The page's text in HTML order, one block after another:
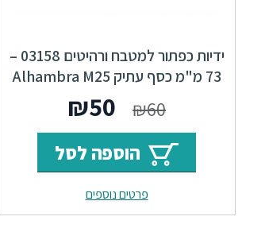
ידיות כפתור למטבח ורהיטים 03158 –
73 מ"מ כסף עתיק Alhambra M25
₪60
המחיר
המקורי
היה:
₪60.
₪50
הנוכחי
הוא:
₪50.
הוספה לסל
פרטים נוספים